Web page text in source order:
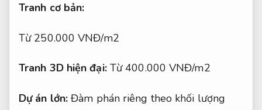
Tranh cơ bản:
Từ 250.000 VNĐ/m2
Tranh 3D hiện đại:Từ 400.000 VNĐ/m2
Dự án lớn: Đàm phán riêng theo khối lượng